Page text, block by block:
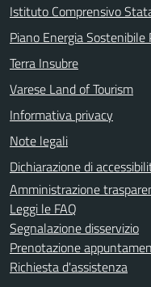
Istituto Comprensivo
Piano Energia Sostenibile
Terra Insubre
Varese Land of Tourism
Informativa privacy
Note legali
Dichiarazione di
Amministrazione
Leggi le FAQ
Segnalazione disservizio
Prenotazione
Richiesta d'assistenza